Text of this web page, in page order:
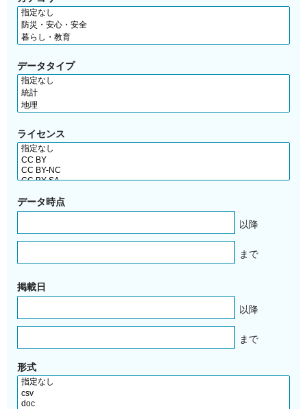
データタイプ
ライセンス
データ時点
以降
まで
掲載日
以降
まで
形式